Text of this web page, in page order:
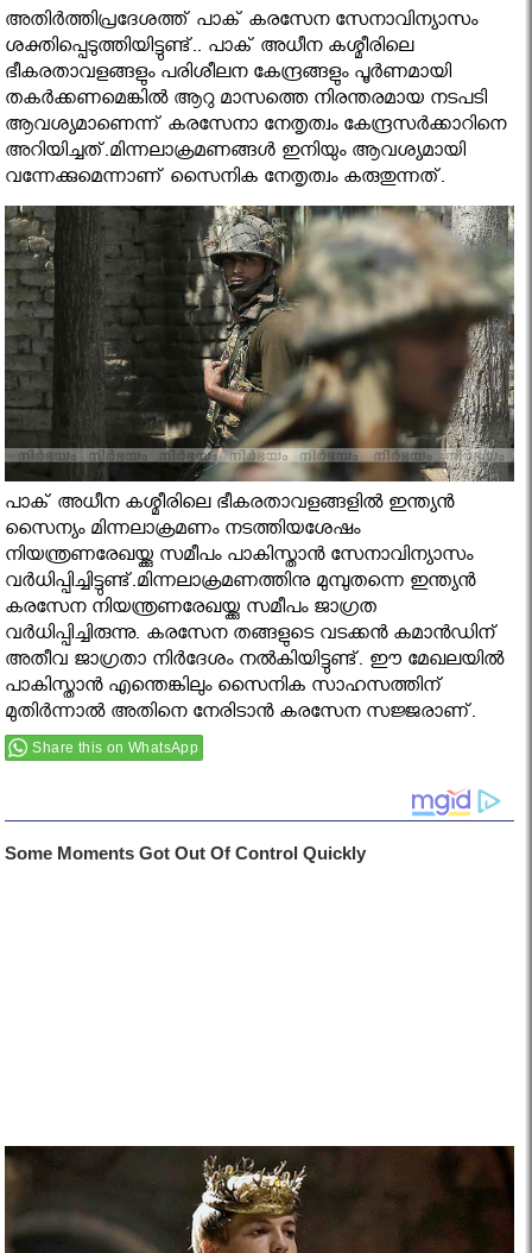
അതിര്‍ത്തിപ്രദേശത്ത് പാക് കരസേന സേനാവിന്യാസം
ശക്തിപ്പെടുത്തിയിട്ടുണ്ട്.. പാക് അധീന കശ്മീരിലെ
ഭീകരതാവളങ്ങളും പരിശീലന കേന്ദ്രങ്ങളും പൂര്‍ണമായി
തകര്‍ക്കണമെങ്കില്‍ ആറു മാസത്തെ നിരന്തരമായ നടപടി
ആവശ്യമാണെന്ന് കരസേനാ നേതൃത്വം കേന്ദ്രസര്‍ക്കാറിനെ
അറിയിച്ചത്.മിന്നലാക്രമണങ്ങള്‍ ഇനിയും ആവശ്യമായി
വന്നേക്കുമെന്നാണ് സൈനിക നേതൃത്വം കരുതുന്നത്.
പാക് അധീന കശ്മീരിലെ ഭീകരതാവളങ്ങളില്‍ ഇന്ത്യന്‍
സൈന്യം മിന്നലാക്രമണം നടത്തിയശേഷം
നിയന്ത്രണരേഖയ്ക്കു സമീപം പാകിസ്താന്‍ സേനാവിന്യാസം
വര്‍ധിപ്പിച്ചിട്ടുണ്ട്.മിന്നലാക്രമണത്തിനു മുമ്പുതന്നെ ഇന്ത്യന്‍
കരസേന നിയന്ത്രണരേഖയ്ക്കു സമീപം ജാഗ്രത
വര്‍ധിപ്പിച്ചിരുന്നു. കരസേന തങ്ങളുടെ വടക്കന്‍ കമാന്‍ഡിന്
അതീവ ജാഗ്രതാ നിര്‍ദേശം നല്‍കിയിട്ടുണ്ട്. ഈ മേഖലയില്‍
പാകിസ്താന്‍ എന്തെങ്കിലും സൈനിക സാഹസത്തിന്
മുതിര്‍ന്നാല്‍ അതിനെ നേരിടാന്‍ കരസേന സജ്ജരാണ്.
Share this on WhatsApp